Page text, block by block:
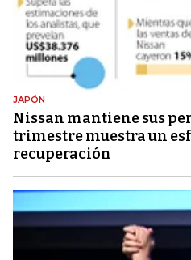
JAPÓN
Nissan mantiene sus
trimestre muestra un
recuperación